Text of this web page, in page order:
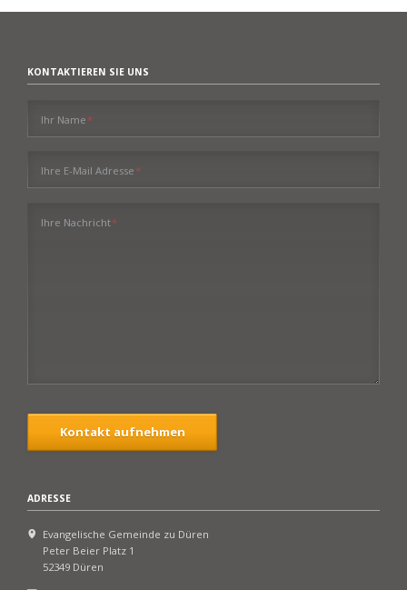
KONTAKTIEREN SIE UNS
Pflichtfeld
Ihr Name*
Pflichtfeld
Ihre E-Mail Adresse*
Pflichtfeld
Ihre Nachricht*
Kontakt aufnehmen
ADRESSE
Evangelische Gemeinde zu Düren
Peter Beier Platz 1
52349 Düren